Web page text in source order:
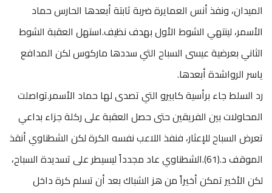
الميدان، ونفذ أنس العمايرة ضربة ثابتة أبعدها الحارس حماد
الأسمر، لينتهي الشوط الأول بهدف نظيف.استهل العقبة الشوط
الثاني بعرضية عيسى السباح التي سددها ماركوس لكن المدافع
ياسر الرواشدة أبعدها.
رد السلط جاء برأسية كابيرو التي تصدى لها حماد الأسمر.تواصلت
المحاولات بين الفريقين حتى حصل العقبة على ركلة جزاء بداعي
تعرض السباح للإعثار، فنفذ اللاعب نفسه الكرة لكن الشطناوي أنقذ
الموقف د.(61).الشطناوي عاد مجدداً ليسيطر على تسديدة السباح،
لكن الأخير تمكن أخيراً من هز الشباك بعد أن تسلم كرة داخل